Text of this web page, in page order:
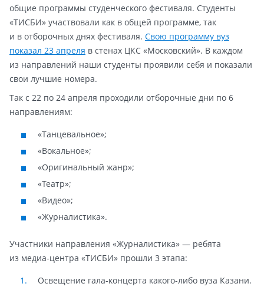
общие программы студенческого фестиваля. Студенты
«ТИСБИ» участвовали как в общей программе, так
и в отборочных днях фестиваля. Свою программу вуз
показал 23 апреля в стенах ЦКС «Московский». В каждом
из направлений наши студенты проявили себя и показали
свои лучшие номера.
Так с 22 по 24 апреля проходили отборочные дни по 6
направлениям:
«Танцевальное»;
«Вокальное»;
«Оригинальный жанр»;
«Театр»;
«Видео»;
«Журналистика».
Участники направления «Журналистика» — ребята
из медиа-центра «ТИСБИ» прошли 3 этапа:
Освещение гала-концерта какого-либо вуза Казани.